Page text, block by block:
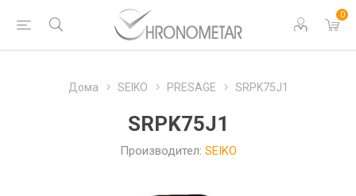
0
Дома SEIKO PRESAGE SRPK75J1
SRPK75J1
Производител: SEIKO